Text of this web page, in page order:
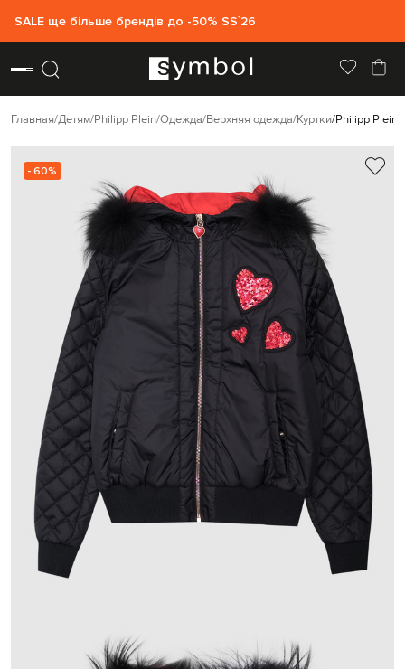
SALE ще більше брендів до -50% SS`26
Главная Детям Philipp Plein Одежда Верхняя одежда Куртки Philipp Plein
- 60%